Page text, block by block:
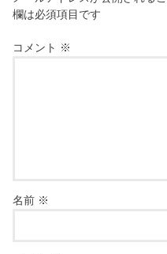
欄は必須項目です
コメント ※
名前 ※